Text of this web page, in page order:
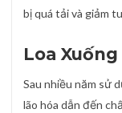
bị quá tải và giảm
Loa
Sau nhiều năm sử
lão hóa dẫn đến